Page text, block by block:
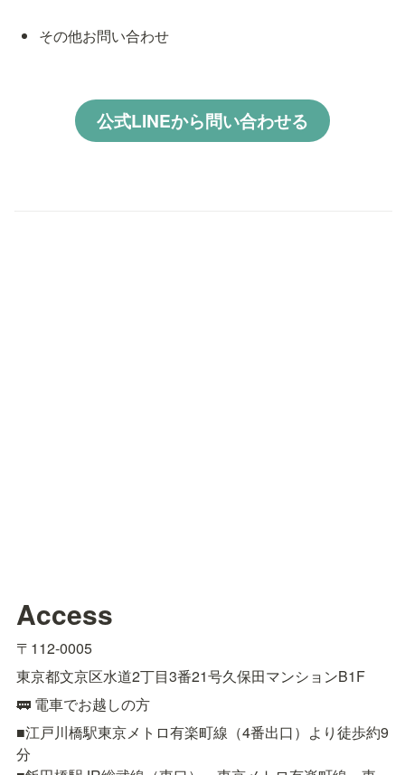
その他お問い合わせ
公式LINEから問い合わせる
Access
〒112-0005
東京都文京区水道2丁目3番21号久保田マンションB1F
🚃 電車でお越しの方
■江戸川橋駅東京メトロ有楽町線（4番出口）より徒歩約9
分